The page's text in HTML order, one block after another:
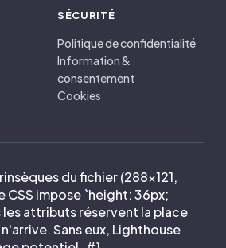
SÉCURITÉ
Politique de confidentialité
Information &
consentement
Cookies
du fichier (288×121,
CSS impose `height: 36px;
attributs réservent la place
Sans eux, Lighthouse